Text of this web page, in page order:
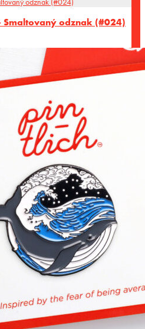
Smaltovaný odznak (#024)